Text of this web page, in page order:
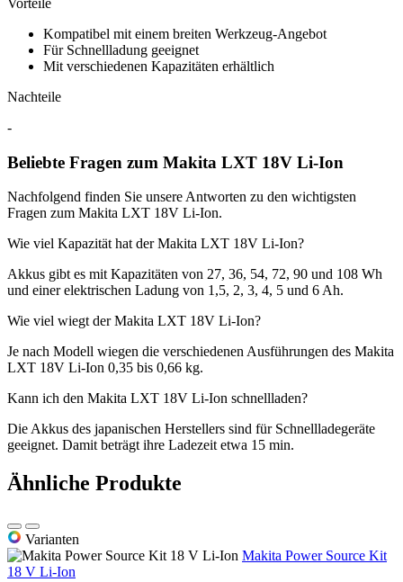
Vorteile
Kompatibel mit einem breiten Werkzeug-Angebot
Für Schnellladung geeignet
Mit verschiedenen Kapazitäten erhältlich
Nachteile
-
Beliebte Fragen zum Makita LXT 18V Li-Ion
Nachfolgend finden Sie unsere Antworten zu den wichtigsten
Fragen zum Makita LXT 18V Li-Ion.
Wie viel Kapazität hat der Makita LXT 18V Li-Ion?
Akkus gibt es mit Kapazitäten von 27, 36, 54, 72, 90 und 108 Wh
und einer elektrischen Ladung von 1,5, 2, 3, 4, 5 und 6 Ah.
Wie viel wiegt der Makita LXT 18V Li-Ion?
Je nach Modell wiegen die verschiedenen Ausführungen des Makita
LXT 18V Li-Ion 0,35 bis 0,66 kg.
Kann ich den Makita LXT 18V Li-Ion schnellladen?
Die Akkus des japanischen Herstellers sind für Schnellladegeräte
geeignet. Damit beträgt ihre Ladezeit etwa 15 min.
Ähnliche Produkte
Varianten
Makita Power Source Kit
18 V Li-Ion